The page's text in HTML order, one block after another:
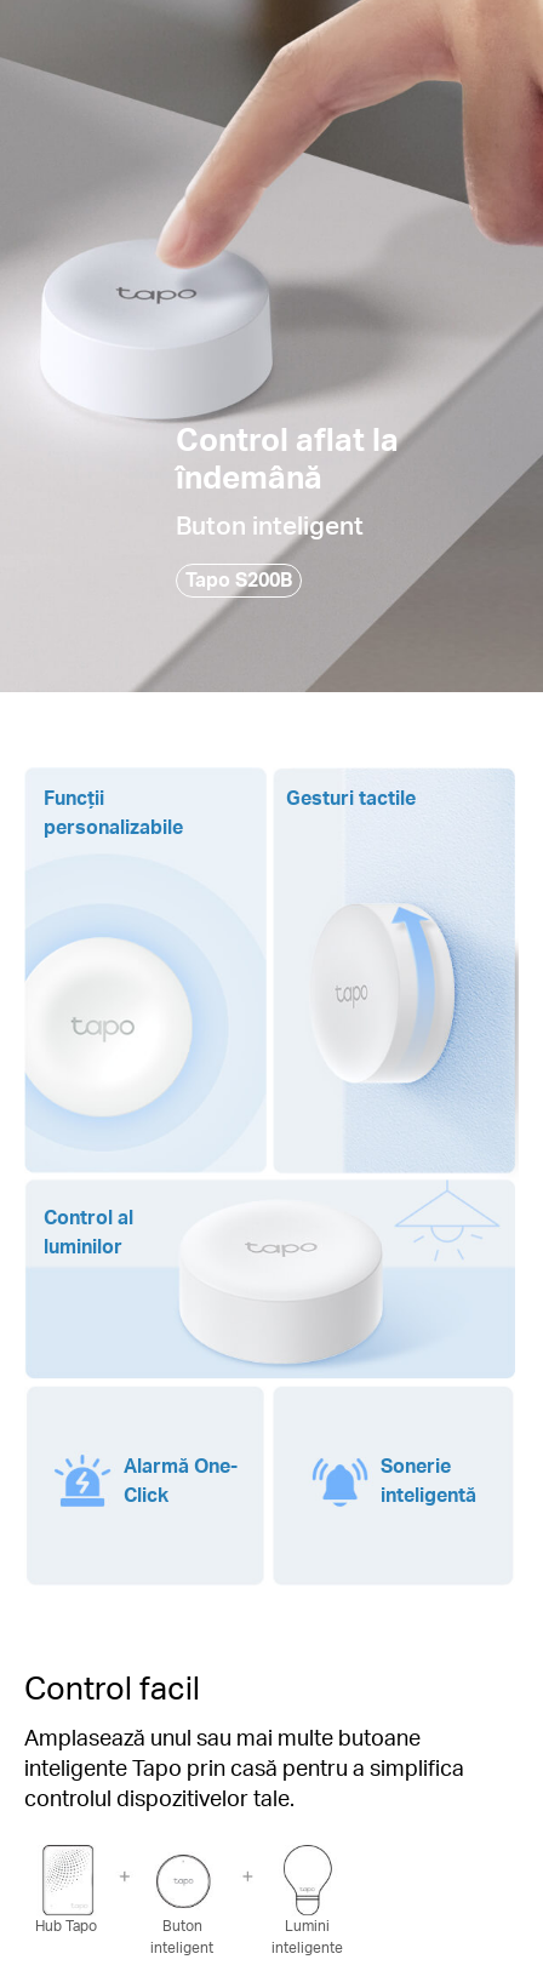
Control aflat la
îndemână
Buton inteligent
Tapo S200B
Funcții
personalizabile
Gesturi tactile
Control al
luminilor
Alarmă One-
Click
Sonerie
inteligentă
Control facil
Amplasează unul sau mai multe butoane
inteligente Tapo prin casă pentru a simplifica
controlul dispozitivelor tale.
Hub Tapo
Buton
inteligent
Lumini
inteligente